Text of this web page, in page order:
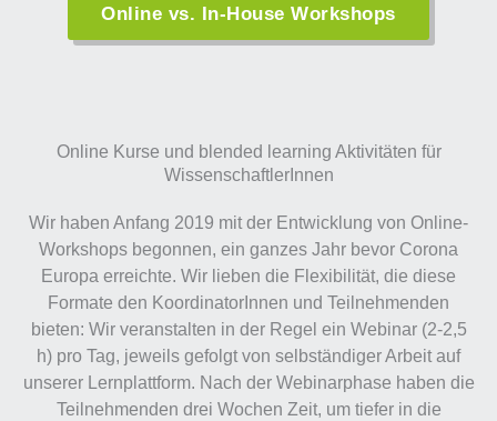
Online vs. In-House Workshops
Online Kurse und blended learning Aktivitäten für
WissenschaftlerInnen
Wir haben Anfang 2019 mit der Entwicklung von Online-
Workshops begonnen, ein ganzes Jahr bevor Corona
Europa erreichte. Wir lieben die Flexibilität, die diese
Formate den KoordinatorInnen und Teilnehmenden
bieten: Wir veranstalten in der Regel ein Webinar (2-2,5
h) pro Tag, jeweils gefolgt von selbständiger Arbeit auf
unserer Lernplattform. Nach der Webinarphase haben die
Teilnehmenden drei Wochen Zeit, um tiefer in die